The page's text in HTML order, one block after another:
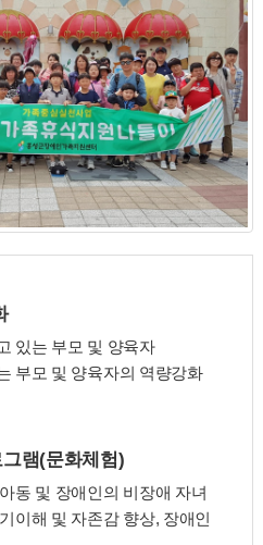
있는 부모 및 양육자
부모 및 양육자의 역량강화
램(문화체험)
동 및 장애인의 비장애 자녀
이해 및 자존감 향상, 장애인